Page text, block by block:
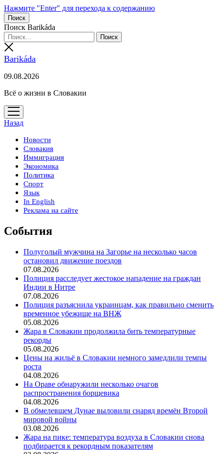
Нажмите "Enter" для перехода к содержанию
Поиск
Поиск Barikáda
Barikáda
09.08.2026
Всё о жизни в Словакии
открыть
меню
Назад
Новости
Словакия
Иммиграция
Экономика
Политика
Спорт
Язык
In English
Реклама на сайте
События
Полуголый мужчина на Загорье на несколько часов
остановил движение поездов
07.08.2026
Полиция расследует жестокое нападение на граждан
Индии в Нитре
07.08.2026
Полиция разъяснила украинцам, как правильно сменить
временное убежище на ВНЖ
05.08.2026
Жара в Словакии продолжила бить температурные
рекорды
05.08.2026
Цены на жильё в Словакии немного замедлили темпы
роста
04.08.2026
На Ораве обнаружили несколько очагов
распространения борщевика
04.08.2026
В обмелевшем Дунае выловили снаряд времён Второй
мировой войны
03.08.2026
Жара на пике: температура воздуха в Словакии снова
подбирается к рекордным показателям